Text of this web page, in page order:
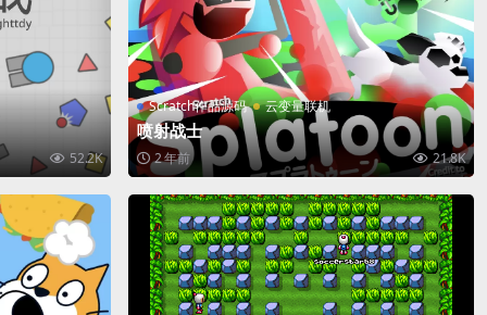
52.2K
Scratch作品源码 云变量联机
喷射战士
2 年前 21.8K